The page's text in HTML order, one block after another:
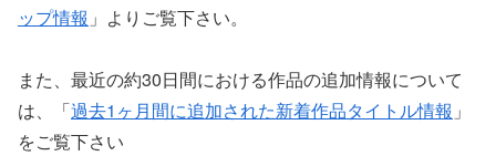
ップ情報 」よりご覧下さい。
また、最近の約30日間における作品の追加情報について
は、「過去1ヶ月間に追加された新着作品タイトル情報 」
をご覧下さい